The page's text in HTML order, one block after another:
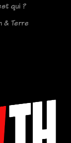
qui ?
& Terre